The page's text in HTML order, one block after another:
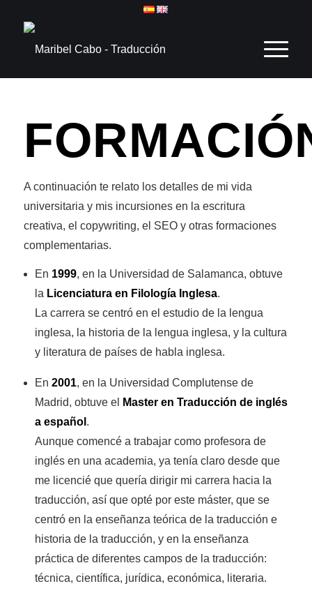
A continuación te relato los detalles de mi vida
universitaria y mis incursiones en la escritura
creativa, el copywriting, el SEO y otras formaciones
complementarias.
En 1999, en la Universidad de Salamanca, obtuve
la Licenciatura en Filología Inglesa.
La carrera se centró en el estudio de la lengua
inglesa, la historia de la lengua inglesa, y la cultura
y literatura de países de habla inglesa.
En 2001, en la Universidad Complutense de
Madrid, obtuve el
Master en Traducción de inglés
a español .
Aunque comencé a trabajar como profesora de
inglés en una academia, ya tenía claro desde que
me licencié que quería dirigir mi carrera hacia la
traducción, así que opté por este máster, que se
centró en la enseñanza teórica de la traducción e
historia de la traducción, y en la enseñanza
práctica de diferentes campos de la traducción:
técnica, científica, jurídica, económica, literaria.